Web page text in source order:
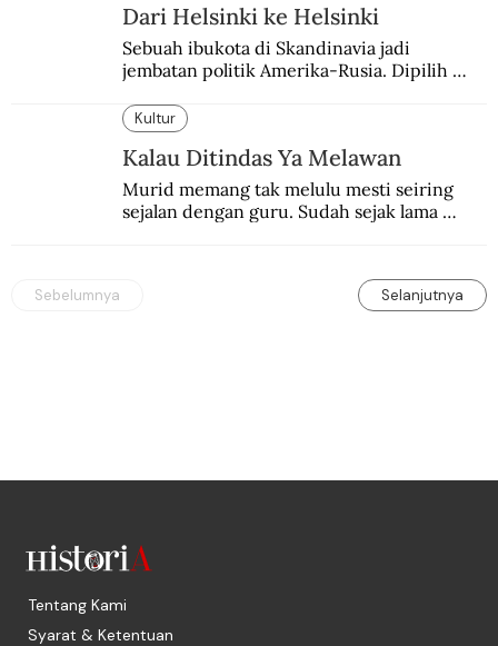
Dari Helsinki ke Helsinki
Sebuah ibukota di Skandinavia jadi
jembatan politik Amerika-Rusia. Dipilih
Kultur
Kalau Ditindas Ya Melawan
Murid memang tak melulu mesti seiring
sejalan dengan guru. Sudah sejak lama
Sebelumnya Selanjutnya
Tentang Kami
Syarat & Ketentuan